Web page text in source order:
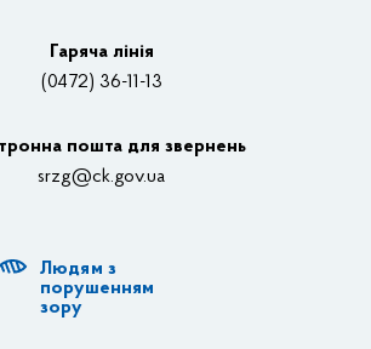
Відеотрансляції
підрозділи ОДА
Діяльність ОДА
Гаряча лінія
(0472) 36-11-13
пошта для звернень
srzg@ck.gov.ua
Людям з
порушенням
зору